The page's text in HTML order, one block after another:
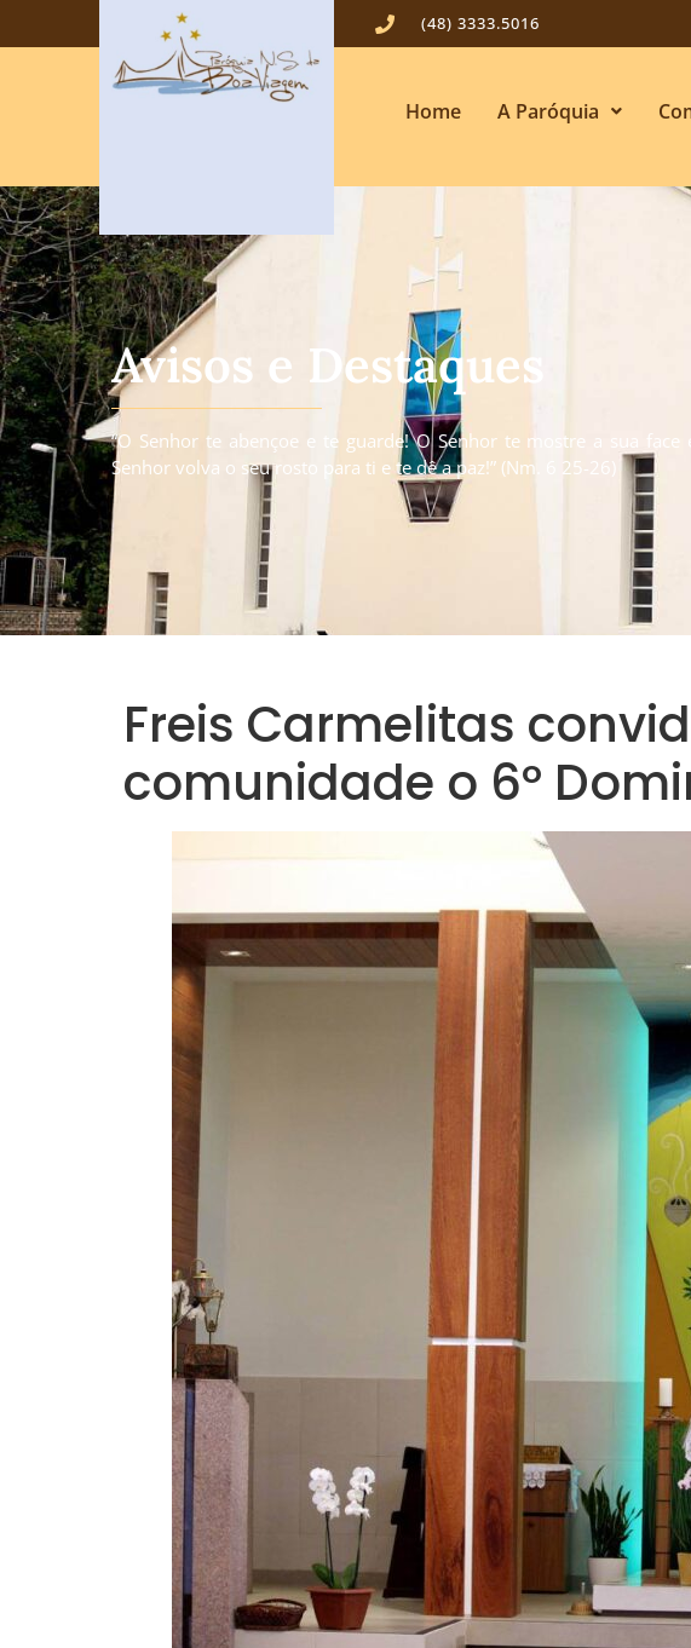
(48) 3333.5016
Home A Paróquia
Avisos e Destaques
“O Senhor te abençoe e te guarde! O Senhor te mostre a sua face
Senhor volva o seu rosto para ti e te dê a paz!” (Nm. 6 25-26)
Freis Carmelitas
comunidade o 6º